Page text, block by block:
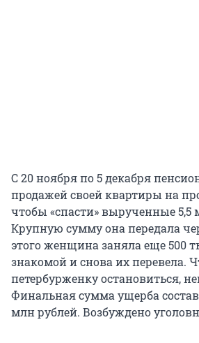
С 20 ноября по 5 декабря
продажей своей квартиры на
чтобы «спасти» вырученные 5,5
Крупную сумму она передала
этого женщина заняла еще 500
знакомой и снова их перевела.
петербурженку остановиться,
Финальная сумма ущерба
млн рублей. Возбуждено